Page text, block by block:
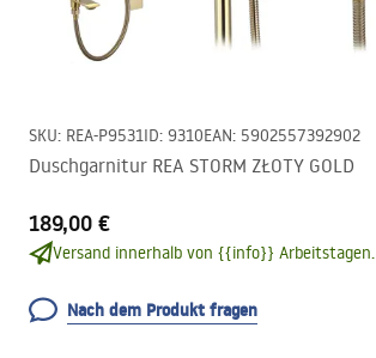
SKU: REA-P9531ID: 9310EAN: 5902557392902
Duschgarnitur REA STORM ZŁOTY GOLD
189,00 €
Versand innerhalb von {{info}} Arbeitstagen.
Nach dem Produkt fragen